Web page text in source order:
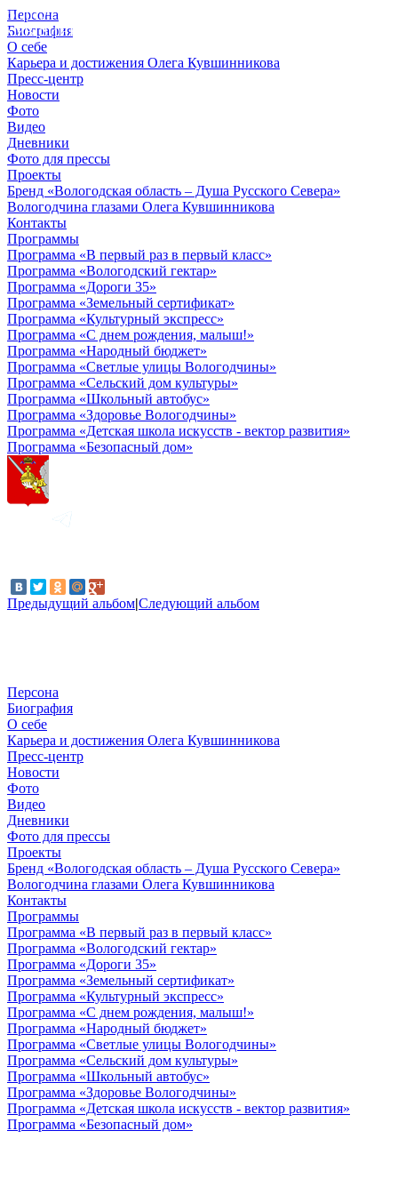
Персона
Биография
О себе
Карьера и достижения Олега Кувшинникова
Пресс-центр
Новости
Фото
Видео
Дневники
Фото для прессы
Проекты
Бренд «Вологодская область – Душа Русского Севера»
Вологодчина глазами Олега Кувшинникова
Контакты
Программы
Программа «В первый раз в первый класс»
Программа «Вологодский гектар»
Программа «Дороги 35»
Программа «Земельный сертификат»
Программа «Культурный экспресс»
Программа «С днем рождения, малыш!»
Программа «Народный бюджет»
Программа «Светлые улицы Вологодчины»
Программа «Сельский дом культуры»
Программа «Школьный автобус»
Программа «Здоровье Вологодчины»
Программа «Детская школа искусств - вектор развития»
Программа «Безопасный дом»
Предыдущий альбом|Следующий альбом
© 2012 - 2023,
КУВШИННИКОВ О.А.
Персона
Биография
О себе
Карьера и достижения Олега Кувшинникова
Пресс-центр
Новости
Фото
Видео
Дневники
Фото для прессы
Проекты
Бренд «Вологодская область – Душа Русского Севера»
Вологодчина глазами Олега Кувшинникова
Контакты
Программы
Программа «В первый раз в первый класс»
Программа «Вологодский гектар»
Программа «Дороги 35»
Программа «Земельный сертификат»
Программа «Культурный экспресс»
Программа «С днем рождения, малыш!»
Программа «Народный бюджет»
Программа «Светлые улицы Вологодчины»
Программа «Сельский дом культуры»
Программа «Школьный автобус»
Программа «Здоровье Вологодчины»
Программа «Детская школа искусств - вектор развития»
Программа «Безопасный дом»